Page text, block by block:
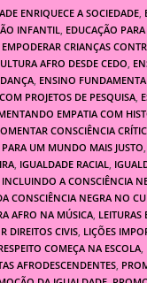
ENRIQUECE A SOCIEDADE,
INFANTIL, EDUCAÇÃO
EMPODERAR CRIANÇAS
AFRO DESDE CEDO,
, ENSINO
PROJETOS DE PESQUISA,
EMPATIA COM
CONSCIÊNCIA
UM MUNDO MAIS JUSTO,
, IGUALDADE RACIAL,
INCLUINDO A CONSCIÊNCIA
CONSCIÊNCIA NEGRA NO
AFRO NA MÚSICA, LEITURAS
DIREITOS CIVIS, LIÇÕES
COMEÇA NA ESCOLA,
AFRODESCENDENTES,